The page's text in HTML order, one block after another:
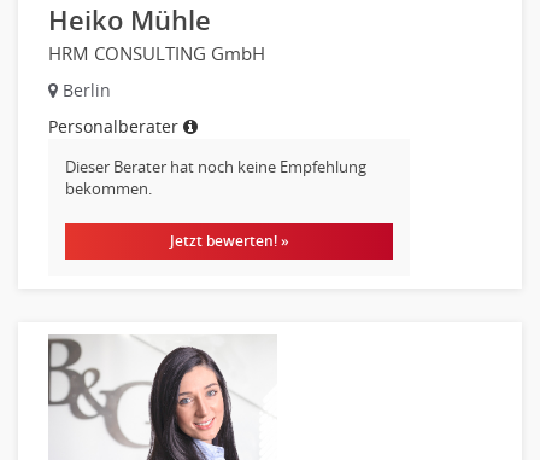
Brandschutz
Prozessmanagement
Qualitätsmanagement
Technische Dokumentation
Veranstaltungstechnik
Vertriebsingenieur
Anwendungsadministration
Consulting, Engineering
Data Warehouse, Business Intelligence
Datenbanken
Heiko Mühle
HRM CONSULTING GmbH
Berlin
Personalberater
Dieser Berater hat noch keine Empfehlung
bekommen.
Jetzt bewerten! »